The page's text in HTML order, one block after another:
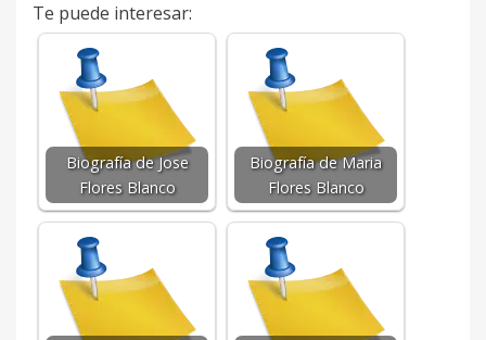
Te puede interesar:
Biografía de Jose
Flores Blanco
Biografía de Maria
Flores Blanco